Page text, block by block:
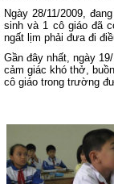
Ngày 28/11/2009,
sinh và 1 cô giáo đã
ngất lịm phải đưa đi
Gần đây nhất, ngày
cảm giác khó thở,
cô giáo trong trường